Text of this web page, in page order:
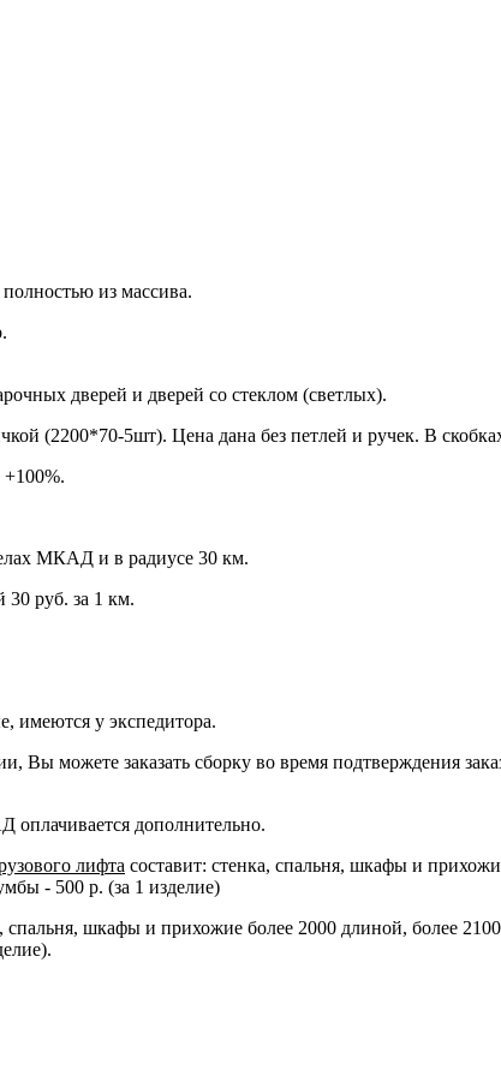
из массива.
дверей и дверей со стеклом (светлых).
(2200*70-5шт). Цена дана без петлей и ручек. В
МКАД и в радиусе 30 км.
30 руб. за 1 км.
имеются у экспедитора.
Вы можете заказать сборку во время подтверждения
дополнительно.
лифта составит: стенка, спальня, шкафы и
- 500 р. (за 1 изделие)
спальня, шкафы и прихожие более 2000 длиной, более